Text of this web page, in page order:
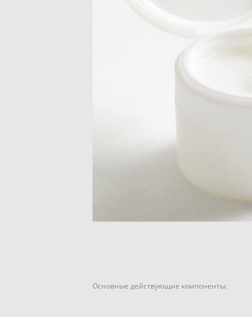
Основные действующие компоненты: